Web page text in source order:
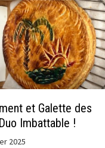
et Galette des
Imbattable !
2025